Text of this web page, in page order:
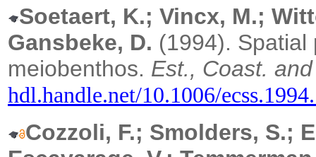
Soetaert, K.; Vincx, M.;
Gansbeke, D. (1994). Spatial
meiobenthos. Est., Coast.
hdl.handle.net/10.1006/
Cozzoli, F.; Smolders, S.;